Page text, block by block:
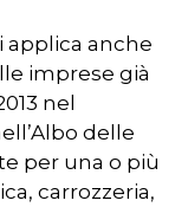
applica anche
imprese già
nel
delle
per una o più
carrozzeria,